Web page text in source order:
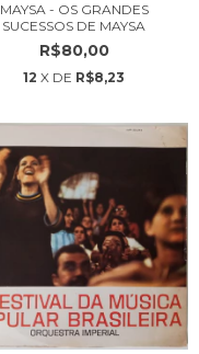
MAYSA - OS GRANDES
SUCESSOS DE MAYSA
R$80,00
12 X DE R$8,23